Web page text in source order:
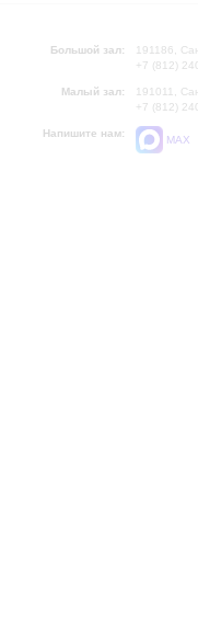
Большой зал:
191186,
+7 (812)
Малый зал:
191011,
+7 (812)
Напишите нам:
MAX